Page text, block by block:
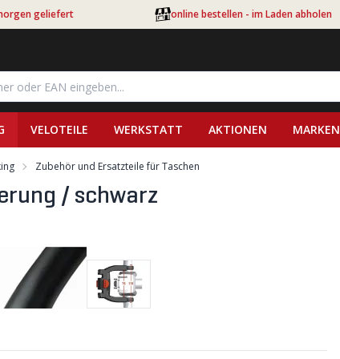
geliefert online bestellen - im Laden abholen
VELOTEILE WERKSTATT AKTIONEN MARKEN
Zubehör und Ersatzteile für Taschen
/ schwarz